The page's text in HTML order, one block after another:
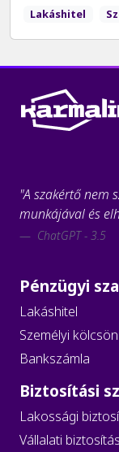
Lakáshitel
"A szakértő nem
munkájával és
ChatGPT - 3.5
Pénzügyi
Lakáshitel
Személyi kölcsön
Bankszámla
Biztosítási
Lakossági
Vállalati biztosítás